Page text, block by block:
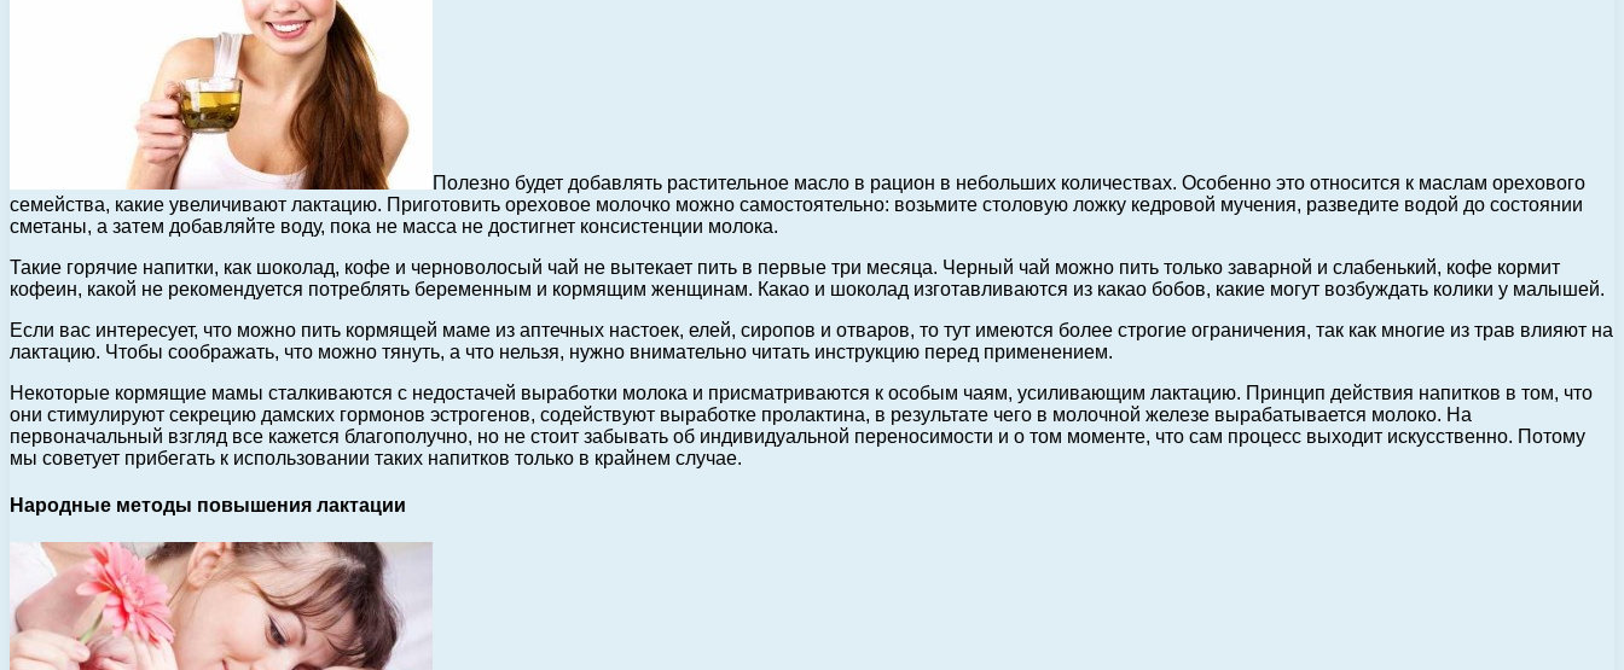
Полезно будет добавлять растительное масло в рацион в небольших количествах. Особенно это относится к маслам орехового
семейства, какие увеличивают лактацию. Приготовить ореховое молочко можно самостоятельно: возьмите столовую ложку кедровой мучения, разведите водой до состоянии
сметаны, а затем добавляйте воду, пока не масса не достигнет консистенции молока.
Такие горячие напитки, как шоколад, кофе и черноволосый чай не вытекает пить в первые три месяца. Черный чай можно пить только заварной и слабенький, кофе кормит
кофеин, какой не рекомендуется потреблять беременным и кормящим женщинам. Какао и шоколад изготавливаются из какао бобов, какие могут возбуждать колики у малышей.
Если вас интересует, что можно пить кормящей маме из аптечных настоек, елей, сиропов и отваров, то тут имеются более строгие ограничения, так как многие из трав влияют на
лактацию. Чтобы соображать, что можно тянуть, а что нельзя, нужно внимательно читать инструкцию перед применением.
Некоторые кормящие мамы сталкиваются с недостачей выработки молока и присматриваются к особым чаям, усиливающим лактацию. Принцип действия напитков в том, что
они стимулируют секрецию дамских гормонов эстрогенов, содействуют выработке пролактина, в результате чего в молочной железе вырабатывается молоко. На
первоначальный взгляд все кажется благополучно, но не стоит забывать об индивидуальной переносимости и о том моменте, что сам процесс выходит искусственно. Потому
мы советует прибегать к использовании таких напитков только в крайнем случае.
Народные методы повышения лактации